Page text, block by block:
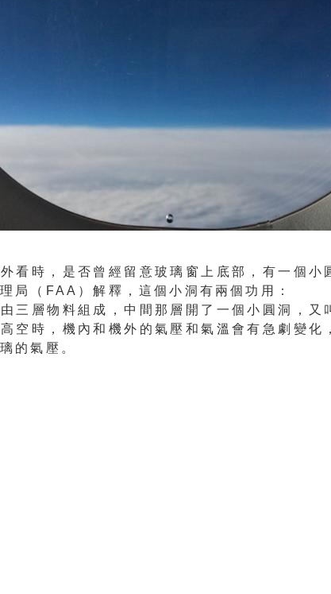
看時，是否曾經留意玻璃窗上底部，有一個小
局（FAA）解釋，這個小洞有兩個功用：
三層物料組成，中間那層開了一個小圓洞，又
空時，機內和機外的氣壓和氣溫會有急劇變化
的氣壓。